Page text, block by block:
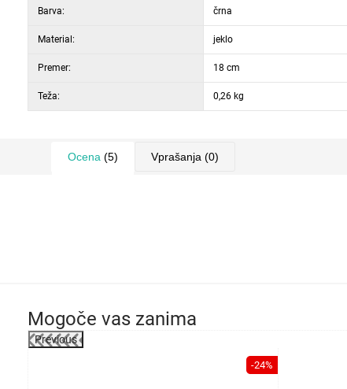
Barva: črna
Material: jeklo
Premer: 18 cm
Teža: 0,26 kg
Ocena (5) Vprašanja (0)
Mogoče vas zanima
Previous
-24%